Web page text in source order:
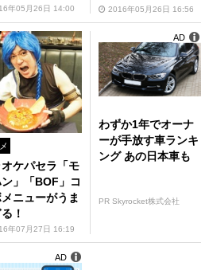
年05月26日 14:00 2016年05月26日 16:56
ケパセラ「モ
」「BOF」コ
ニューがうま
！
年07月27日 16:19
わずか1年でオーナ
ーが手放す車ランキ
ング あの日本車も
PR Skyrocket株式会社
AD
AD